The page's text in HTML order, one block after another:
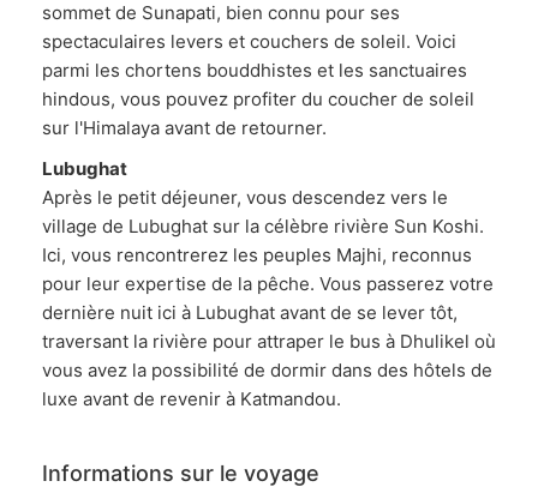
sommet de Sunapati, bien connu pour ses
spectaculaires levers et couchers de soleil. Voici
parmi les chortens bouddhistes et les sanctuaires
hindous, vous pouvez profiter du coucher de soleil
sur l'Himalaya avant de retourner.
Lubughat
Après le petit déjeuner, vous descendez vers le
village de Lubughat sur la célèbre rivière Sun Koshi.
Ici, vous rencontrerez les peuples Majhi, reconnus
pour leur expertise de la pêche. Vous passerez votre
dernière nuit ici à Lubughat avant de se lever tôt,
traversant la rivière pour attraper le bus à Dhulikel où
vous avez la possibilité de dormir dans des hôtels de
luxe avant de revenir à Katmandou.
Informations sur le voyage